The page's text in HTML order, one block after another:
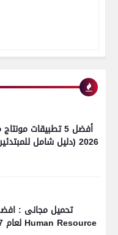
أفضل 5 تطبيقات
2026 (دليل شامل
تحميل مجانى :
العاملين( HR ) لعام 2027 Human Resource